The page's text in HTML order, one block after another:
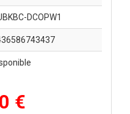
DCOPW1
€